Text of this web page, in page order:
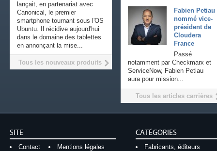
Fabien Petiau
nommé vice-
président de
Cloudera
France
Passé
notamment par Checkmarx et
ServiceNow, Fabien Petiau
aura pour mission...
Tous les articles carrières
lançait, en partenariat avec
Canonical, le premier
smartphone tournant sous l'OS
Ubuntu. Il récidive aujourd'hui
dans le domaine des tablettes
en annonçant la mise...
Tous les nouveaux produits
SITE
Contact
Mentions légales
CATÉGORIES
Fabricants, éditeurs